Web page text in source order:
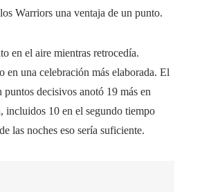
Warriors una ventaja de un punto.
en el aire mientras retrocedía.
en una celebración más elaborada. El
decisivos anotó 19 más en
incluidos 10 en el segundo tiempo
las noches eso sería suficiente.